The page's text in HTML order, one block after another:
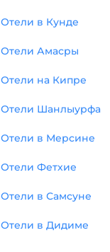
Отели в Кунде
Отели Амасры
Отели на Кипре
Отели Шанлыурфа
Отели в Мерсине
Отели Фетхие
Отели в Самсуне
Отели в Дидиме